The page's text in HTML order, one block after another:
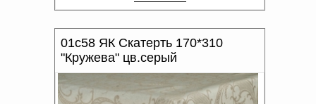
01с58 ЯК Скатерть 170*310
"Кружева" цв.серый